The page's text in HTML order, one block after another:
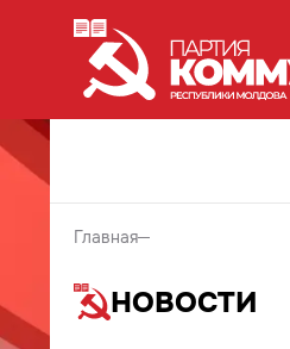
Главная
НОВОСТИ